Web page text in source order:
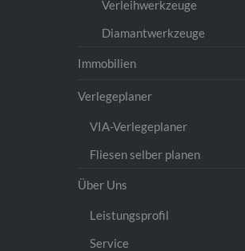
Verleihwerkzeuge
Diamantwerkzeuge
Immobilien
Verlegeplaner
VIA-Verlegeplaner
Fliesen selber planen
Über Uns
Leistungsprofil
Service